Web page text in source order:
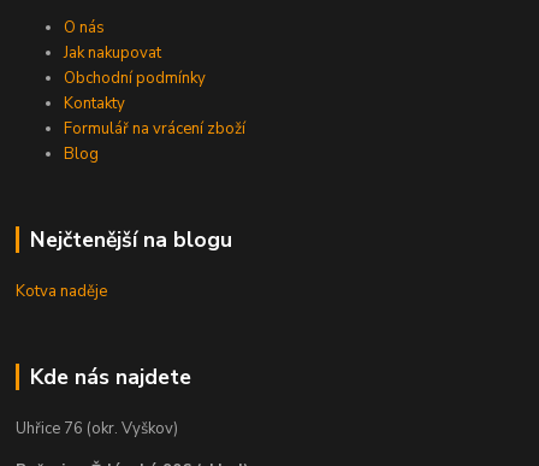
O nás
Jak nakupovat
Obchodní podmínky
Kontakty
Formulář na vrácení zboží
Blog
Nejčtenější na blogu
Kotva naděje
Kde nás najdete
Uhřice 76 (okr. Vyškov)